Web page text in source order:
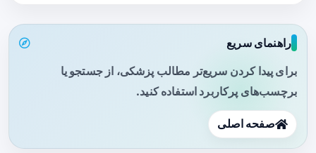
راهنمای سریع
برای پیدا کردن سریع‌تر مطالب پزشکی، از جستجو یا
برچسب‌های پرکاربرد استفاده کنید.
صفحه اصلی